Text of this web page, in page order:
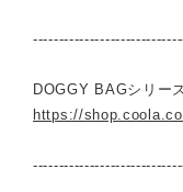
DOGGY BAGシリー
https://